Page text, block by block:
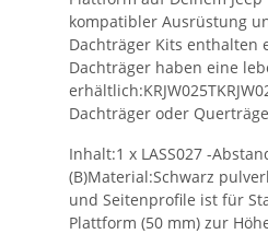
kompatibler Ausrüstung
Dachträger Kits enthalten
Dachträger haben eine
Dachträger oder
Inhalt:1 x LASS027 -
(B)Material:Schwarz
und Seitenprofile ist für
Plattform (50 mm) zur